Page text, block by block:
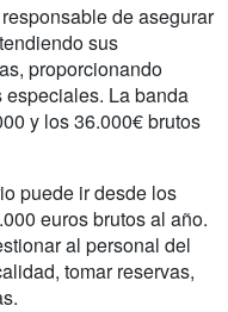
de asegurar
sus
proporcionando
La banda
y los 36.000€ brutos
puede ir desde los
euros brutos al año.
al personal del
tomar reservas,